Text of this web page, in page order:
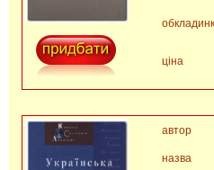
ціна
автор
назва